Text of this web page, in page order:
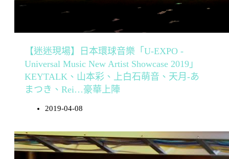
【迷迷現場】日本環球音樂「U-EXPO -
Universal Music New Artist Showcase 2019」
KEYTALK、山本彩、上白石萌音、天月-あ
まつき、Rei…豪華上陣
2019-04-08